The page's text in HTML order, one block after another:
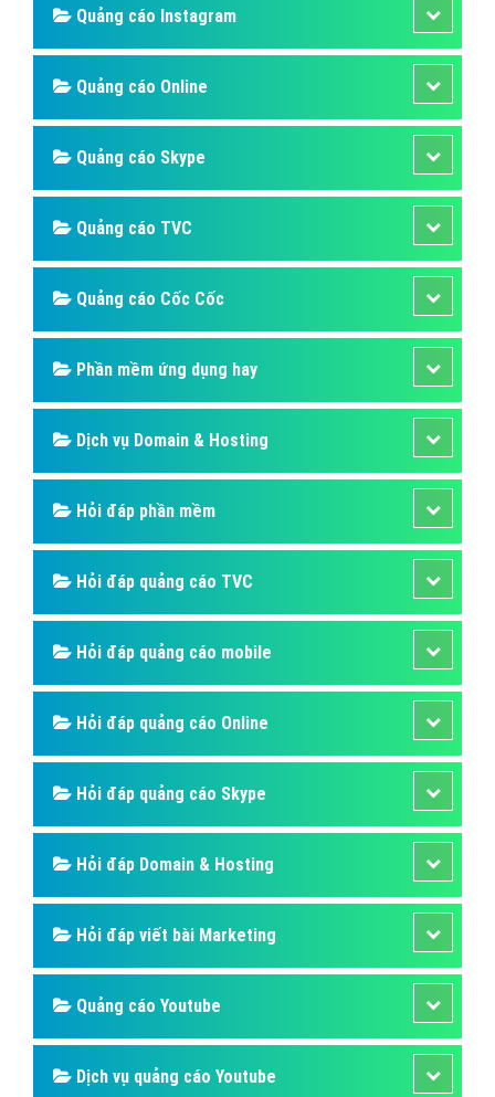
Quảng cáo Instagram
Quảng cáo Online
Quảng cáo Skype
Quảng cáo TVC
Quảng cáo Cốc Cốc
Phần mềm ứng dụng hay
Dịch vụ Domain & Hosting
Hỏi đáp phần mềm
Hỏi đáp quảng cáo TVC
Hỏi đáp quảng cáo mobile
Hỏi đáp quảng cáo Online
Hỏi đáp quảng cáo Skype
Hỏi đáp Domain & Hosting
Hỏi đáp viết bài Marketing
Quảng cáo Youtube
Dịch vụ quảng cáo Youtube